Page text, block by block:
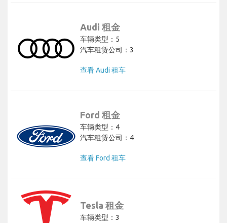
Audi 租金
车辆类型：5
汽车租赁公司：3
查看 Audi 租车
Ford 租金
车辆类型：4
汽车租赁公司：4
查看 Ford 租车
Tesla 租金
车辆类型：3